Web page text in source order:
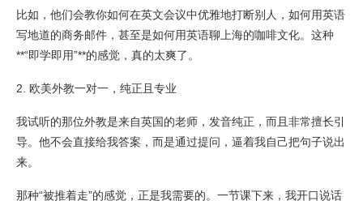
比如，他们会教你如何在英文会议中优雅地打断别人，如何用英语
写地道的商务邮件，甚至是如何用英语聊上海的咖啡文化。这种
**“即学即用”**的感觉，真的太爽了。
2. 欧美外教一对一，纯正且专业
我试听的那位外教是来自英国的老师，发音纯正，而且非常擅长引
导。他不会直接给我答案，而是通过提问，逼着我自己把句子说出
来。
那种“被推着走”的感觉，正是我需要的。一节课下来，我开口说话